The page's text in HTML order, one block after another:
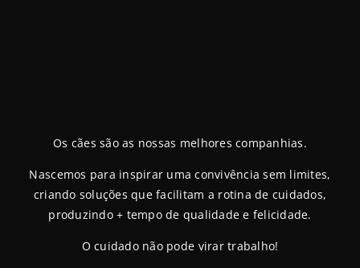
Os cães são as nossas melhores companhias.
Nascemos para inspirar uma convivência sem limites,
criando soluções que facilitam a rotina de cuidados,
produzindo + tempo de qualidade e felicidade.
O cuidado não pode virar trabalho!